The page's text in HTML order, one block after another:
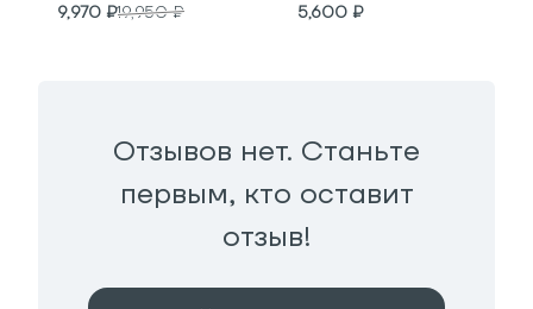
9,970 ₽19,950₽ 5,600 ₽
Отзывов нет. Станьте
первым, кто оставит
отзыв!